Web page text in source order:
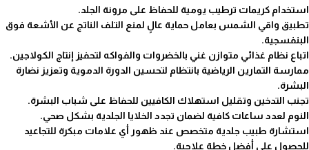
استخدام كريمات ترطيب يومية للحفاظ على مرونة الجلد.
تطبيق واقي الشمس بعامل حماية عالٍ لمنع التلف الناتج عن الأشعة فوق
البنفسجية.
اتباع نظام غذائي متوازن غني بالخضروات والفواكه لتحفيز إنتاج الكولاجين.
ممارسة التمارين الرياضية بانتظام لتحسين الدورة الدموية وتعزيز نضارة
البشرة.
تجنب التدخين وتقليل استهلاك الكافيين للحفاظ على شباب البشرة.
النوم لعدد ساعات كافية لضمان تجدد الخلايا الجلدية بشكل صحي.
استشارة طبيب جلدية متخصص عند ظهور أي علامات مبكرة للتجاعيد
للحصول على أفضل خطة علاجية.